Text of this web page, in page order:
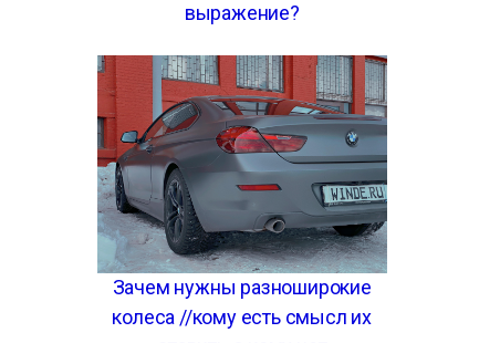
выражение?
Зачем нужны разноширокие
колеса //кому есть смысл их